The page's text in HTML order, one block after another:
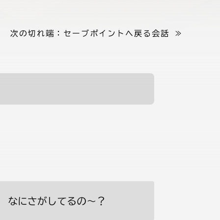
次の切れ端： セーブポイントへ戻る会話 ≫
なにさがしてるの〜？